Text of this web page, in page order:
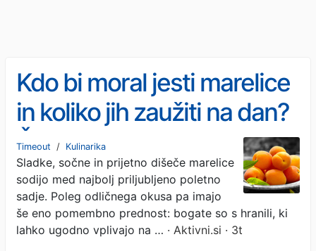
Kdo bi moral jesti marelice
in koliko jih zaužiti na dan?
Če sodite v te skupine, si
jih privoščite redno
Timeout / Kulinarika
Sladke, sočne in prijetno dišeče marelice
sodijo med najbolj priljubljeno poletno
sadje. Poleg odličnega okusa pa imajo
še eno pomembno prednost: bogate so s hranili, ki
lahko ugodno vplivajo na … · Aktivni.si · 3t